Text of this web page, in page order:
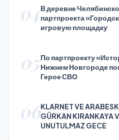
04В деревне
партпроекта
игровую площадку
05По партпроекту
Нижнем Новгороде
Герое СВО
06KLARNET VE
GÜRKAN KIRANKAYA
UNUTULMAZ GECE